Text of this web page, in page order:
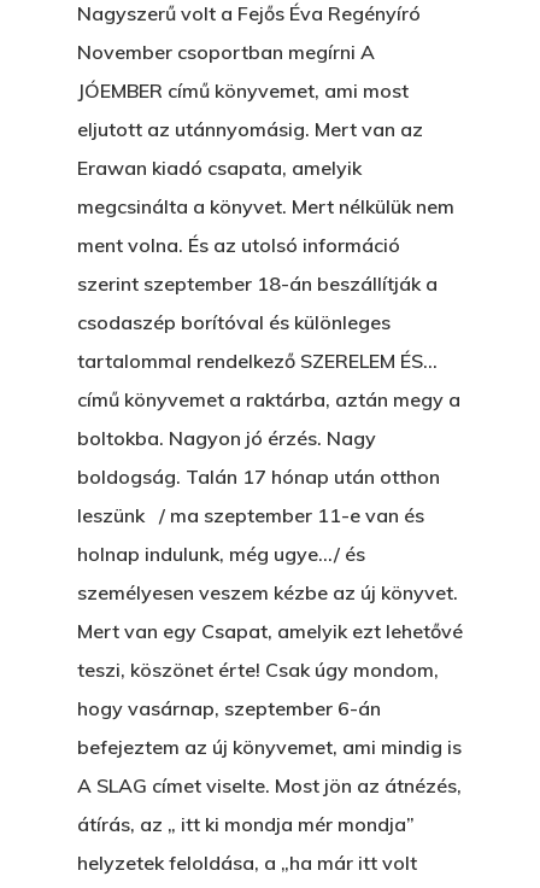
Nagyszerű volt a Fejős Éva Regényíró
November csoportban megírni A
JÓEMBER című könyvemet, ami most
eljutott az utánnyomásig. Mert van az
Erawan kiadó csapata, amelyik
megcsinálta a könyvet. Mert nélkülük nem
ment volna. És az utolsó információ
szerint szeptember 18-án beszállítják a
csodaszép borítóval és különleges
tartalommal rendelkező SZERELEM ÉS…
című könyvemet a raktárba, aztán megy a
boltokba. Nagyon jó érzés. Nagy
boldogság. Talán 17 hónap után otthon
leszünk / ma szeptember 11-e van és
holnap indulunk, még ugye…/ és
személyesen veszem kézbe az új könyvet.
Mert van egy Csapat, amelyik ezt lehetővé
teszi, köszönet érte! Csak úgy mondom,
hogy vasárnap, szeptember 6-án
befejeztem az új könyvemet, ami mindig is
A SLAG címet viselte. Most jön az átnézés,
átírás, az „ itt ki mondja mér mondja”
helyzetek feloldása, a „ha már itt volt